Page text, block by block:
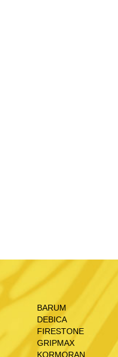
BARUM
DEBICA
FIRESTONE
GRIPMAX
KORMORAN